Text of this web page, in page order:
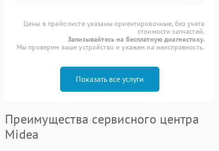
Цены в прайс-листе указаны ориентировочные, без учета
стоимости запчастей.
Записывайтесь на бесплатную диагностику.
Мы проверим ваше устройство и укажем на неисправность.
Показать все услуги
Преимущества сервисного центра
Midea